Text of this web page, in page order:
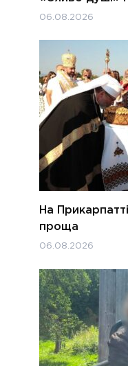
06.08.2026
На
проща
06.08.2026